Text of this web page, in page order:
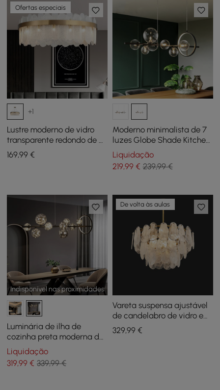
Ofertas especiais
+1
Lustre moderno de vidro
transparente redondo de 6
luzes
169,99 €
Moderno minimalista de 7
luzes Globe Shade Kitchen
Island Light em preto
Liquidação
219,99€ 239,99 €
Indisponível nas proximidades
Luminária de ilha de
cozinha preta moderna de
10 luzes com luminárias
pendentes de teto Glass
Globe Shade
Liquidação
319,99 € 339,99 €
De volta às aulas
Vareta suspensa ajustável
de candelabro de vidro em
nuvem moderno de 6 luzes
329,99€